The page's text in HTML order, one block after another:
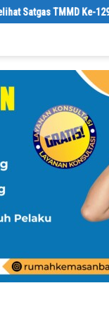
0208/Asahan